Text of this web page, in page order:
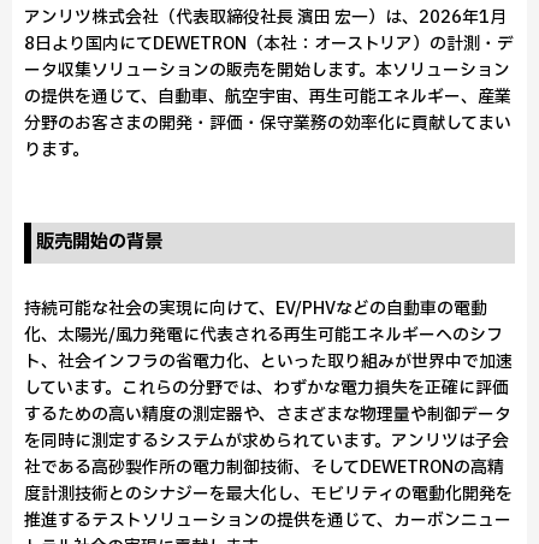
アンリツ株式会社（代表取締役社長 濱田 宏一）は、2026年1月
8日より国内にてDEWETRON（本社：オーストリア）の計測・デ
ータ収集ソリューションの販売を開始します。本ソリューション
の提供を通じて、自動車、航空宇宙、再生可能エネルギー、産業
分野のお客さまの開発・評価・保守業務の効率化に貢献してまい
ります。
販売開始の背景
持続可能な社会の実現に向けて、EV/PHVなどの自動車の電動
化、太陽光/風力発電に代表される再生可能エネルギーへのシフ
ト、社会インフラの省電力化、といった取り組みが世界中で加速
しています。これらの分野では、わずかな電力損失を正確に評価
するための高い精度の測定器や、さまざまな物理量や制御データ
を同時に測定するシステムが求められています。アンリツは子会
社である高砂製作所の電力制御技術、そしてDEWETRONの高精
度計測技術とのシナジーを最大化し、モビリティの電動化開発を
推進するテストソリューションの提供を通じて、カーボンニュー